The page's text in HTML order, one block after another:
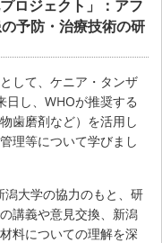
ロジェクト」：アフ
予防・治療技術の研
して、ケニア・タンザ
日し、WHOが推奨する
歯磨剤など）を活用し
理等について学びまし
大学の協力のもと、研
講義や意見交換、新潟
料についての理解を深